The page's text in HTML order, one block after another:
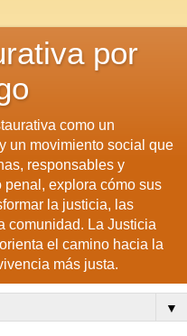
por
como un
un movimiento social que
responsables y
penal, explora cómo sus
la justicia, las
comunidad. La Justicia
el camino hacia la
más justa.
▼